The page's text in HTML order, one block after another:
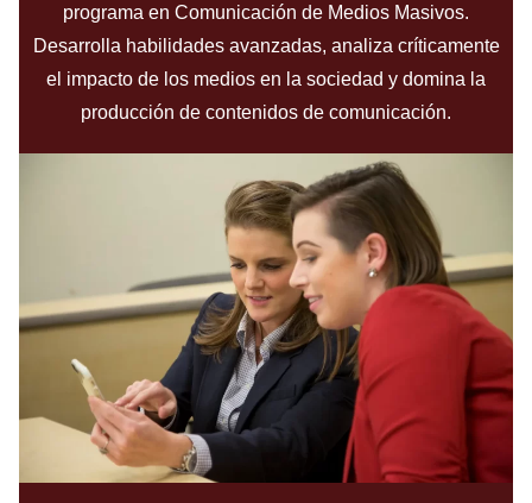
programa en Comunicación de Medios Masivos.
Desarrolla habilidades avanzadas, analiza críticamente
el impacto de los medios en la sociedad y domina la
producción de contenidos de comunicación.